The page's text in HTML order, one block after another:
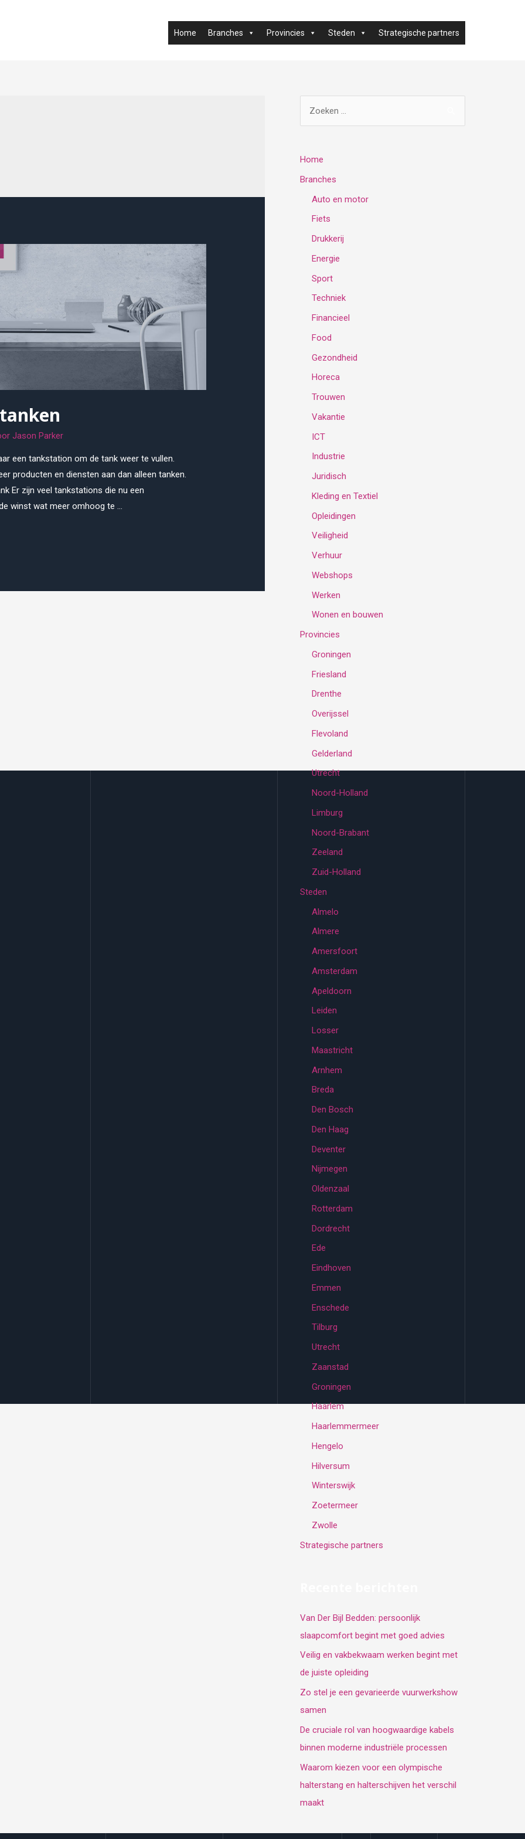
Home Branches Provincies Steden Strategische partners
Jason Parker
een tankstation om de tank weer te vullen.
producten en diensten aan dan alleen tanken.
Er zijn veel tankstations die nu een
winst wat meer omhoog te …
k
e
Home
Branches
Auto en motor
Fiets
Drukkerij
Energie
Sport
Techniek
Financieel
Food
Gezondheid
Horeca
Trouwen
Vakantie
ICT
Industrie
Juridisch
Kleding en Textiel
Opleidingen
Veiligheid
Verhuur
Webshops
Werken
Wonen en bouwen
Provincies
Groningen
Friesland
Drenthe
Overijssel
Flevoland
Gelderland
Utrecht
Noord-Holland
Limburg
Noord-Brabant
Zeeland
Zuid-Holland
Steden
Almelo
Almere
Amersfoort
Amsterdam
Apeldoorn
Leiden
Losser
Maastricht
Arnhem
Breda
Den Bosch
Den Haag
Deventer
Nijmegen
Oldenzaal
Rotterdam
Dordrecht
Ede
Eindhoven
Emmen
Enschede
Tilburg
Utrecht
Zaanstad
Groningen
Haarlem
Haarlemmermeer
Hengelo
Hilversum
Winterswijk
Zoetermeer
Zwolle
Strategische partners
Van Der Bijl Bedden: persoonlijk
slaapcomfort begint met goed advies
Veilig en vakbekwaam werken begint met
de juiste opleiding
Zo stel je een gevarieerde vuurwerkshow
samen
De cruciale rol van hoogwaardige kabels
binnen moderne industriële processen
Waarom kiezen voor een olympische
halterstang en halterschijven het verschil
maakt